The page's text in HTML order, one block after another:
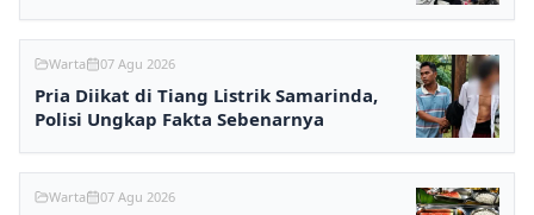
Warta 07 Agu 2026
Pria Diikat di Tiang Listrik Samarinda,
Polisi Ungkap Fakta Sebenarnya
Warta 07 Agu 2026